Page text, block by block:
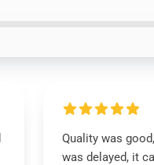
Quality was
was delayed, it